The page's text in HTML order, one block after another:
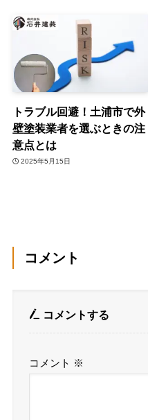
トラブル回避！土浦市で外
壁塗装業者を選ぶときの注
意点とは
2025年5月15日
コメント
コメントする
コメント ※